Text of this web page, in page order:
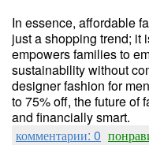
In essence, affordable
just a shopping trend; it
empowers families to
sustainability without
designer fashion for
to 75% off, the future of
and financially smart.
комментарии: 0